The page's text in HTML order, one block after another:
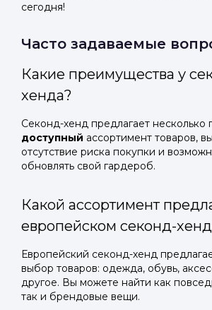
сегодня!
Часто задаваемые
Какие преимущества у
хенда?
Секонд-хенд предлагает несколько
доступный ассортимент товаров,
отсутствие риска покупки и
обновлять свой гардероб.
Какой ассортимент
европейском секонд-
Европейский секонд-хенд
выбор товаров: одежда, обувь,
другое. Вы можете найти как
так и брендовые вещи.